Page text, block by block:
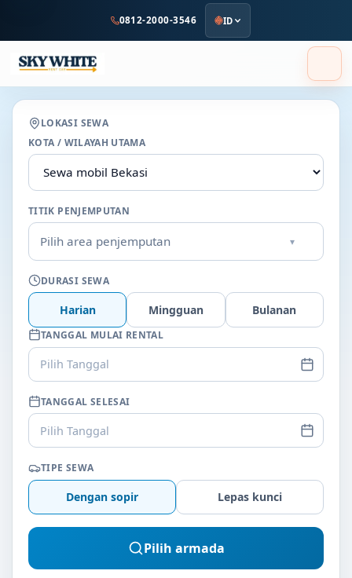
utama
0812-2000-3546 ID
LOKASI SEWA
KOTA / WILAYAH UTAMA
TITIK PENJEMPUTAN
Pilih area penjemputan ▾
DURASI SEWA
Harian Mingguan Bulanan
TANGGAL MULAI RENTAL
Pilih Tanggal
TANGGAL SELESAI
Pilih Tanggal
TIPE SEWA
Dengan sopir Lepas kunci
Pilih armada